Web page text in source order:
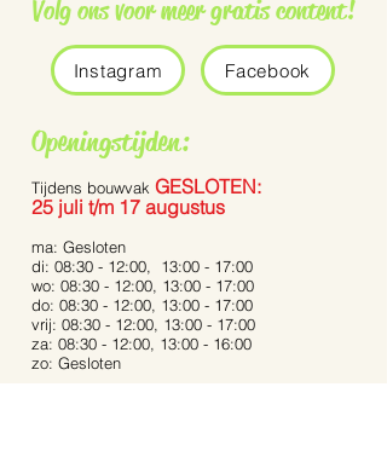
Grauwe vliegenvanger
Volg ons voor meer gratis content!
Instagram Facebook
Openingstijden:
Tijdens bouwvak GESLOTEN:
25 juli t/m 17 augustus
ma: Gesloten
di: 08:30 - 12:00, 13:00 - 17:00
wo: 08:30 - 12:00, 13:00 - 17:00
do: 08:30 - 12:00, 13:00 - 17:00
vrij: 08:30 - 12:00, 13:00 - 17:00
za: 08:30 - 12:00, 13:00 - 16:00
zo: Gesloten